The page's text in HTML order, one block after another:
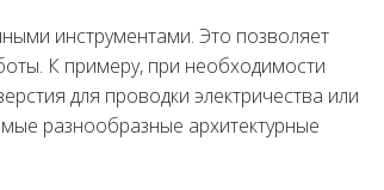
инструментами. Это позволяет
К примеру, при необходимости
для проводки электричества или
разнообразные архитектурные